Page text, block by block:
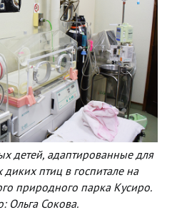
детей, адаптированные для
птиц в госпитале на
природного парка Кусиро.
Ольга Сокова.